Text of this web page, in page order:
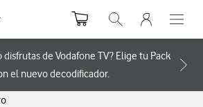
vodafone.es
Abrir buscador.
Menu
Abre
de Vodafone TV? Elige tu Pack
el nuevo decodificador.